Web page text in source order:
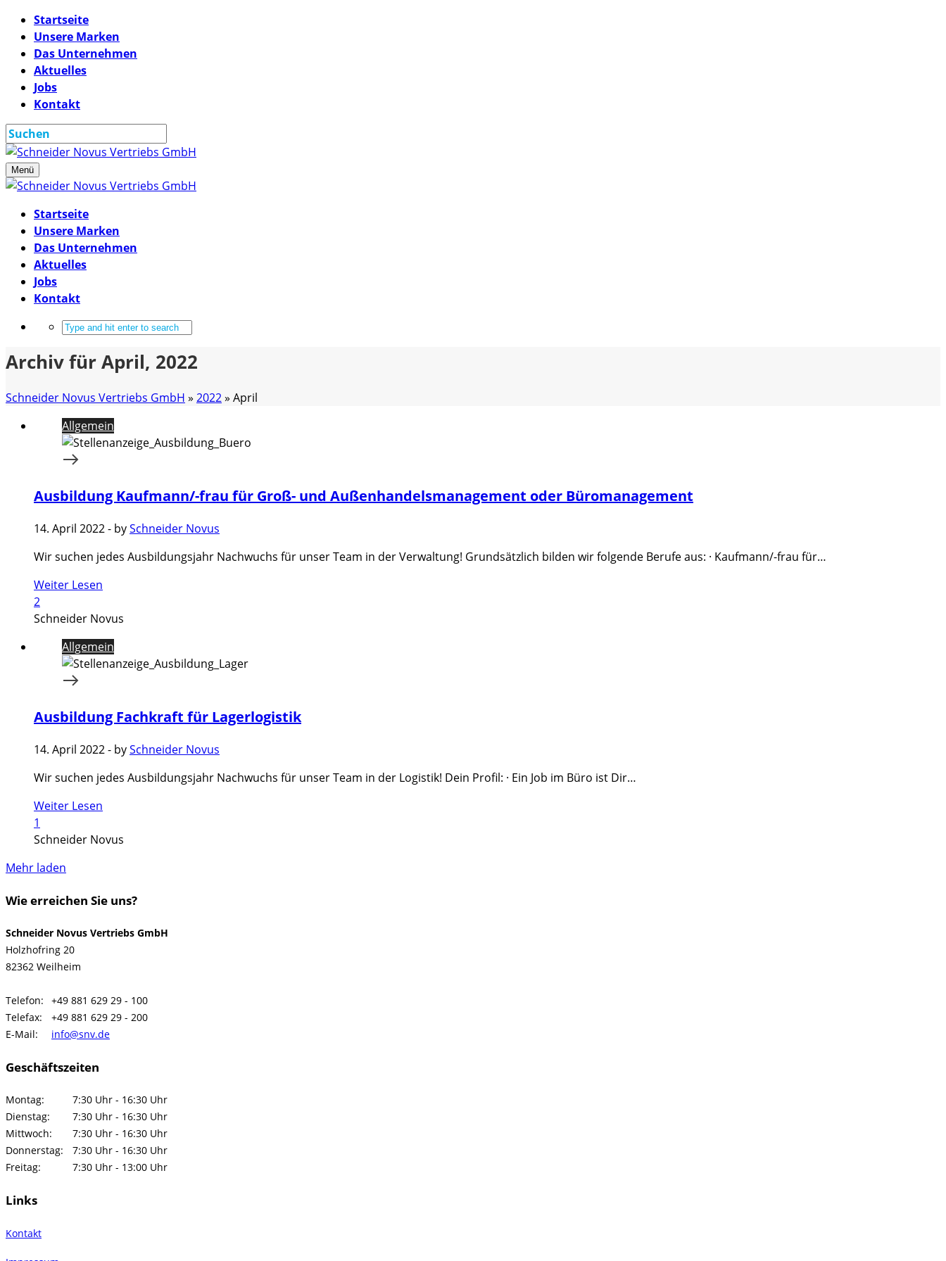
Startseite
Unsere Marken
Das Unternehmen
Aktuelles
Jobs
Kontakt
Menü
Startseite
Unsere Marken
Das Unternehmen
Aktuelles
Jobs
Kontakt
Archiv für April, 2022
Schneider Novus Vertriebs GmbH » 2022» April
Allgemein
Ausbildung Kaufmann/-frau für Groß- und Außenhandelsmanagement oder Büromanagement
14. April 2022- bySchneider Novus
Wir suchen jedes Ausbildungsjahr Nachwuchs für unser Team in der Verwaltung! Grundsätzlich bilden wir folgende Berufe aus: · Kaufmann/-frau für…
Weiter Lesen
2
Schneider Novus
Allgemein
Ausbildung Fachkraft für Lagerlogistik
14. April 2022- bySchneider Novus
Wir suchen jedes Ausbildungsjahr Nachwuchs für unser Team in der Logistik! Dein Profil: · Ein Job im Büro ist Dir…
Weiter Lesen
1
Schneider Novus
Mehr laden
Wie erreichen Sie uns?
Schneider Novus Vertriebs GmbH
Holzhofring 20
82362 Weilheim
Telefon:
+49 881 629 29 - 100
Telefax:
+49 881 629 29 - 200
E-Mail:
info@snv.de
Geschäftszeiten
Montag:
7:30 Uhr - 16:30 Uhr
Dienstag:
7:30 Uhr - 16:30 Uhr
Mittwoch:
7:30 Uhr - 16:30 Uhr
Donnerstag:
7:30 Uhr - 16:30 Uhr
Freitag:
7:30 Uhr - 13:00 Uhr
Links
Kontakt